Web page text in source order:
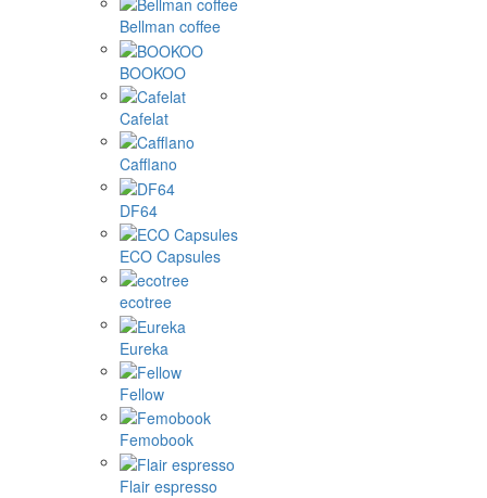
Bellman coffee
BOOKOO
Cafelat
Cafflano
DF64
ECO Capsules
ecotree
Eureka
Fellow
Femobook
Flair espresso